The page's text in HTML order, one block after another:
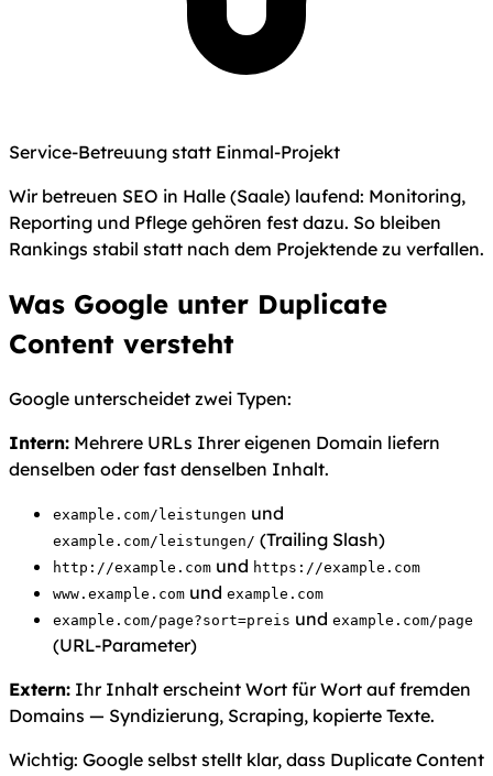
Service-Betreuung statt Einmal-Projekt
Wir betreuen SEO in Halle (Saale) laufend: Monitoring,
Reporting und Pflege gehören fest dazu. So bleiben
Rankings stabil statt nach dem Projektende zu verfallen.
Was Google unter Duplicate
Content versteht
Google unterscheidet zwei Typen:
Intern: Mehrere URLs Ihrer eigenen Domain liefern
denselben oder fast denselben Inhalt.
example.com/leistungen und
example.com/leistungen/ (Trailing Slash)
http://example.com und https://example.com
www.example.com und example.com
example.com/page?sort=preis und example.com/page
(URL-Parameter)
Extern: Ihr Inhalt erscheint Wort für Wort auf fremden
Domains — Syndizierung, Scraping, kopierte Texte.
Wichtig: Google selbst stellt klar, dass Duplicate Content